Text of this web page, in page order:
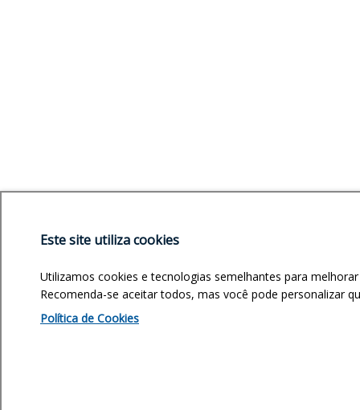
Este site utiliza cookies
Utilizamos cookies e tecnologias semelhantes para
Recomenda-se aceitar todos, mas você pode personalizar
Política de Cookies